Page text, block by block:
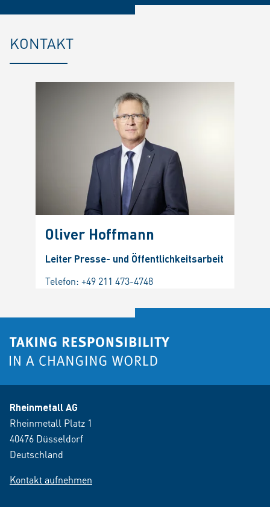
KONTAKT
Oliver Hoffmann
Leiter Presse- und Öffentlichkeitsarbeit
Telefon: +49 211 473-4748
Rheinmetall AG
Rheinmetall Platz 1
40476 Düsseldorf
Deutschland
Kontakt aufnehmen